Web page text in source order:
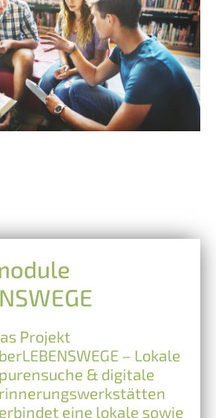
Projekt
– Lokale
& digitale
eine lokale sowie